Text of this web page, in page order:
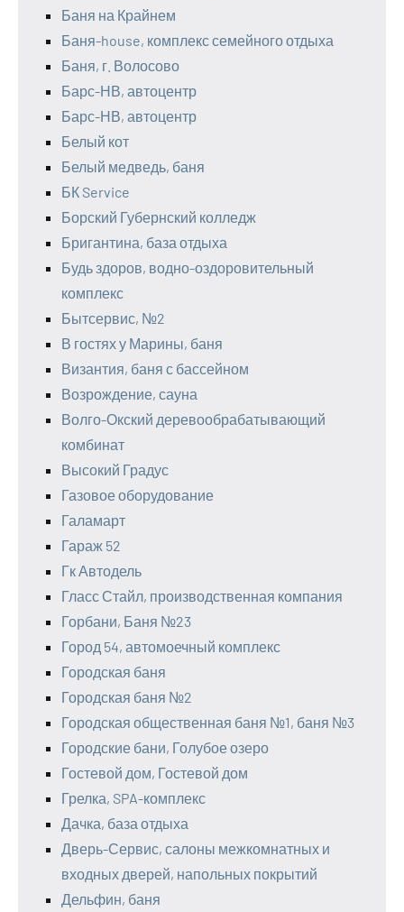
Баня на Крайнем
Баня-house, комплекс семейного отдыха
Баня, г. Волосово
Барс-НВ, автоцентр
Барс-НВ, автоцентр
Белый кот
Белый медведь, баня
БК Service
Борский Губернский колледж
Бригантина, база отдыха
Будь здоров, водно-оздоровительный
комплекс
Бытсервис, №2
В гостях у Марины, баня
Византия, баня с бассейном
Возрождение, сауна
Волго-Окский деревообрабатывающий
комбинат
Высокий Градус
Газовое оборудование
Галамарт
Гараж 52
Гк Автодель
Гласс Стайл, производственная компания
Горбани, Баня №23
Город 54, автомоечный комплекс
Городская баня
Городская баня №2
Городская общественная баня №1, баня №3
Городские бани, Голубое озеро
Гостевой дом, Гостевой дом
Грелка, SPA-комплекс
Дачка, база отдыха
Дверь-Сервис, салоны межкомнатных и
входных дверей, напольных покрытий
Дельфин, баня